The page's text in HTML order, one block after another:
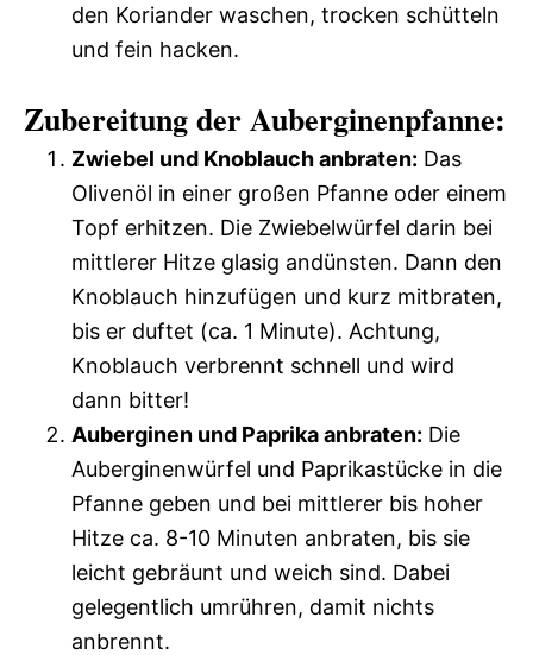
den Koriander waschen, trocken schütteln
und fein hacken.
Zubereitung der Auberginenpfanne:
Zwiebel und Knoblauch anbraten: Das
Olivenöl in einer großen Pfanne oder einem
Topf erhitzen. Die Zwiebelwürfel darin bei
mittlerer Hitze glasig andünsten. Dann den
Knoblauch hinzufügen und kurz mitbraten,
bis er duftet (ca. 1 Minute). Achtung,
Knoblauch verbrennt schnell und wird
dann bitter!
Auberginen und Paprika anbraten: Die
Auberginenwürfel und Paprikastücke in die
Pfanne geben und bei mittlerer bis hoher
Hitze ca. 8-10 Minuten anbraten, bis sie
leicht gebräunt und weich sind. Dabei
gelegentlich umrühren, damit nichts
anbrennt.